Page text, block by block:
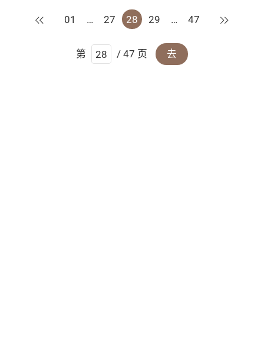
上一页
01 … 27 28 29 … 47 下一页
第 / 47 页 去